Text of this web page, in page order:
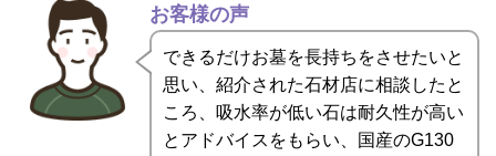
お客様の声
できるだけお墓を長持ちをさせたいと
思い、紹介された石材店に相談したと
ころ、吸水率が低い石は耐久性が高い
とアドバイスをもらい、国産のG130